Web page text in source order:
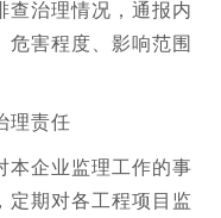
查治理情况，通报内
危害程度、影响范围
理责任
本企业监理工作的事
定期对各工程项目监